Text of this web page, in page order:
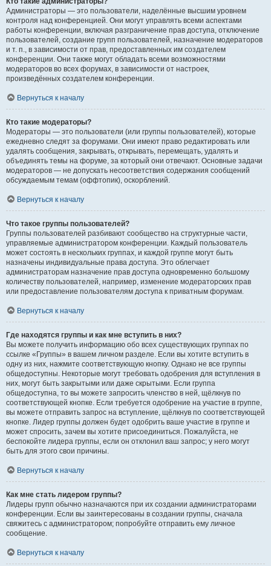
Администраторы — это пользователи, наделённые высшим уровнем
контроля над конференцией. Они могут управлять всеми аспектами
работы конференции, включая разграничение прав доступа, отключение
пользователей, создание групп пользователей, назначение модераторов
и т. п., в зависимости от прав, предоставленных им создателем
конференции. Они также могут обладать всеми возможностями
модераторов во всех форумах, в зависимости от настроек,
произведённых создателем конференции.
Вернуться к началу
Кто такие модераторы?
Модераторы — это пользователи (или группы пользователей), которые
ежедневно следят за форумами. Они имеют право редактировать или
удалять сообщения, закрывать, открывать, перемещать, удалять и
объединять темы на форуме, за который они отвечают. Основные задачи
модераторов — не допускать несоответствия содержания сообщений
обсуждаемым темам (оффтопик), оскорблений.
Вернуться к началу
Что такое группы пользователей?
Группы пользователей разбивают сообщество на структурные части,
управляемые администратором конференции. Каждый пользователь
может состоять в нескольких группах, и каждой группе могут быть
назначены индивидуальные права доступа. Это облегчает
администраторам назначение прав доступа одновременно большому
количеству пользователей, например, изменение модераторских прав
или предоставление пользователям доступа к приватным форумам.
Вернуться к началу
Где находятся группы и как мне вступить в них?
Вы можете получить информацию обо всех существующих группах по
ссылке «Группы» в вашем личном разделе. Если вы хотите вступить в
одну из них, нажмите соответствующую кнопку. Однако не все группы
общедоступны. Некоторые могут требовать одобрения для вступления в
них, могут быть закрытыми или даже скрытыми. Если группа
общедоступна, то вы можете запросить членство в ней, щёлкнув по
соответствующей кнопке. Если требуется одобрение на участие в группе,
вы можете отправить запрос на вступление, щёлкнув по соответствующей
кнопке. Лидер группы должен будет одобрить ваше участие в группе и
может спросить, зачем вы хотите присоединиться. Пожалуйста, не
беспокойте лидера группы, если он отклонил ваш запрос; у него могут
быть для этого свои причины.
Вернуться к началу
Как мне стать лидером группы?
Лидеры групп обычно назначаются при их создании администраторами
конференции. Если вы заинтересованы в создании группы, сначала
свяжитесь с администратором; попробуйте отправить ему личное
сообщение.
Вернуться к началу